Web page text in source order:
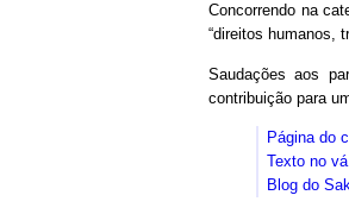
Concorrendo na
“direitos humanos,
Saudações aos
contribuição para
Página do
Texto no
Blog do